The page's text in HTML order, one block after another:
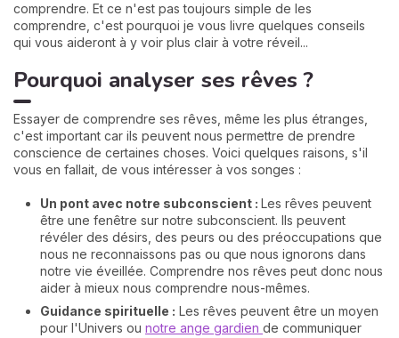
comprendre. Et ce n'est pas toujours simple de les
comprendre, c'est pourquoi je vous livre quelques conseils
qui vous aideront à y voir plus clair à votre réveil...
Pourquoi analyser ses rêves ?
Essayer de comprendre ses rêves, même les plus étranges,
c'est important car ils peuvent nous permettre de prendre
conscience de certaines choses. Voici quelques raisons, s'il
vous en fallait, de vous intéresser à vos songes :
Un pont avec notre subconscient : Les rêves peuvent
être une fenêtre sur notre subconscient. Ils peuvent
révéler des désirs, des peurs ou des préoccupations que
nous ne reconnaissons pas ou que nous ignorons dans
notre vie éveillée. Comprendre nos rêves peut donc nous
aider à mieux nous comprendre nous-mêmes.
Guidance spirituelle : Les rêves peuvent être un moyen
pour l'Univers ou notre ange gardien de communiquer